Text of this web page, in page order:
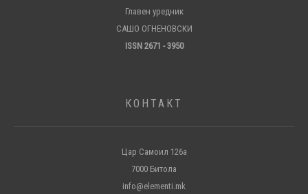
Главен уредник
САШО ОГНЕНОВСКИ
ISSN 2671 - 3950
КОНТАКТ
Цар Самоил 126а
7000 Битола
info@elementi.mk